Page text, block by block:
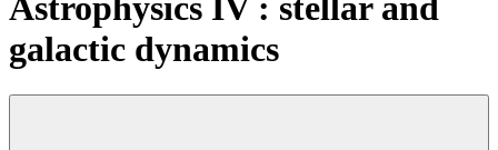
Astrophysics IV : stellar and
galactic dynamics